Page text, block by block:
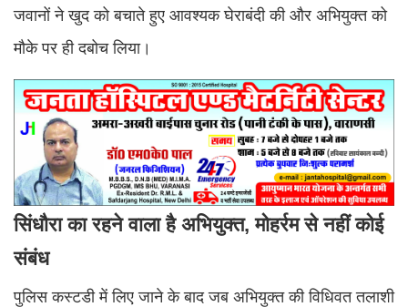
जवानों ने खुद को बचाते हुए आवश्यक घेराबंदी की और अभियुक्त को
मौके पर ही दबोच लिया।
सिंधौरा का रहने वाला है अभियुक्त, मोहर्रम से नहीं कोई
संबंध
पुलिस कस्टडी में लिए जाने के बाद जब अभियुक्त की विधिवत तलाशी